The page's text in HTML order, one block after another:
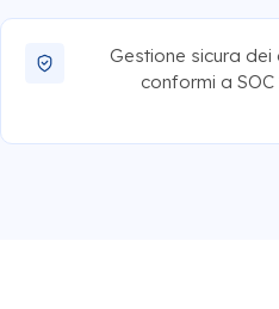
Gestione sicura dei
conformi a